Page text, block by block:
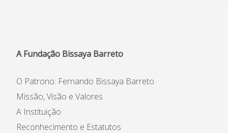
APEE
Notícias
A Fundação Bissaya Barreto
O Patrono: Fernando Bissaya Barreto
Missão, Visão e Valores
A Instituição
Reconhecimento e Estatutos